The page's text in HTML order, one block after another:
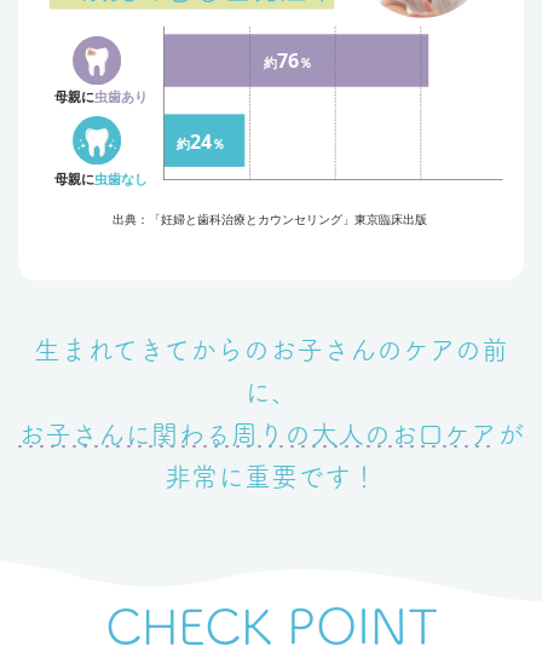
生まれてきてからのお子さんのケアの前
に、
お子さんに関わる周りの大人のお口ケア が
非常に重要です！
CHECK POINT